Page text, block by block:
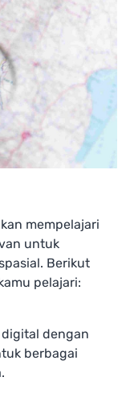
mempelajari
untuk
Berikut
pelajari:
dengan
berbagai